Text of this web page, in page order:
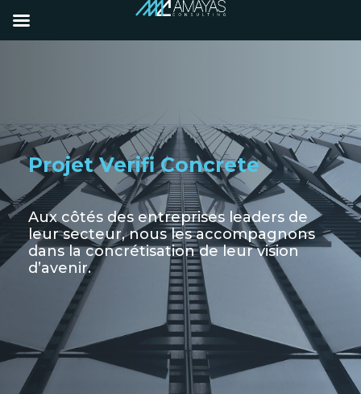
Projet Verifi Concrete
Aux côtés des entreprises leaders de
leur secteur, nous les accompagnons
dans la concrétisation de leur vision
d’avenir.